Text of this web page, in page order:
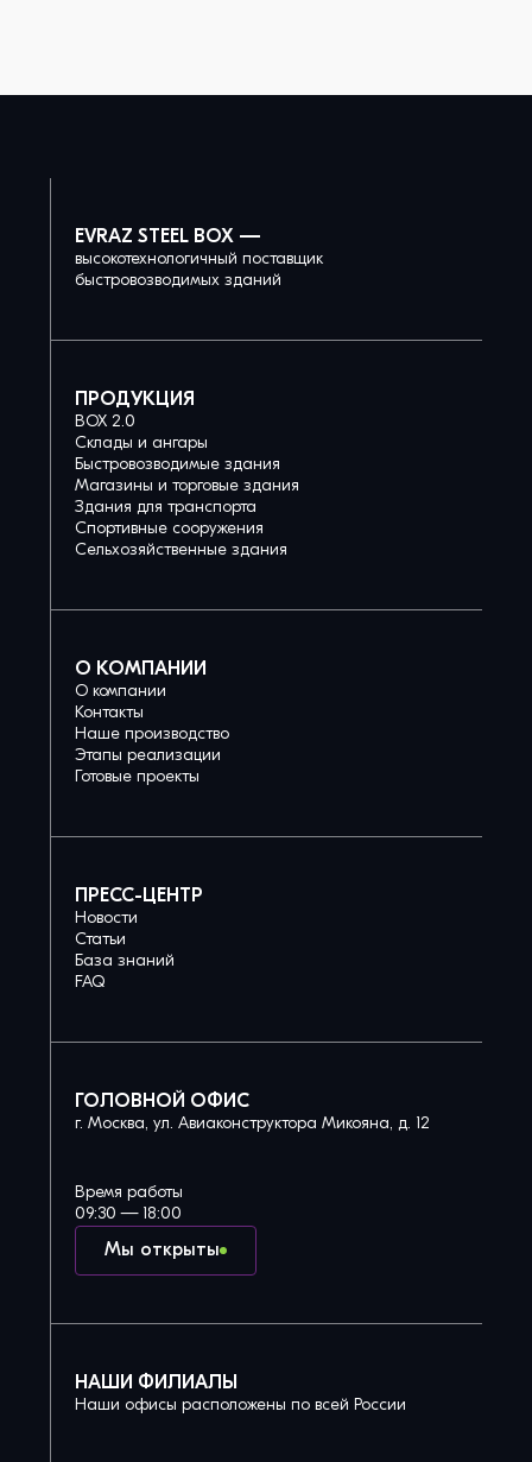
EVRAZ STEEL BOX —
высокотехнологичный поставщик
быстровозводимых зданий
ПРОДУКЦИЯ
BOX 2.0
Склады и ангары
Быстровозводимые здания
Магазины и торговые здания
Здания для транспорта
Спортивные сооружения
Сельхозяйственные здания
О КОМПАНИИ
О компании
Контакты
Наше производство
Этапы реализации
Готовые проекты
ПРЕСС-ЦЕНТР
Новости
Статьи
База знаний
FAQ
ГОЛОВНОЙ ОФИС
г. Москва, ул. Авиаконструктора Микояна, д. 12
Мы открыты
Время работы
09:30 — 18:00
НАШИ ФИЛИАЛЫ
Наши офисы расположены по всей России